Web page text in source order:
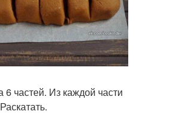
6 частей. Из каждой части